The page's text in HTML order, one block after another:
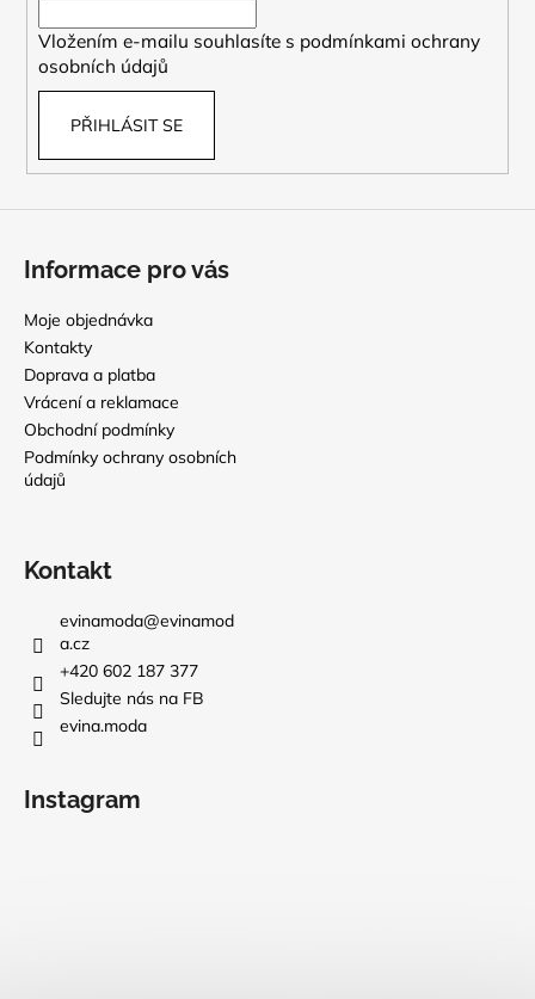
Vložením e-mailu souhlasíte s podmínkami ochrany
osobních údajů
PŘIHLÁSIT SE
Informace pro vás
Moje objednávka
Kontakty
Doprava a platba
Vrácení a reklamace
Obchodní podmínky
Podmínky ochrany osobních
údajů
Kontakt
evinamoda@evinamod
a.cz
+420 602 187 377
Sledujte nás na FB
evina.moda
Instagram